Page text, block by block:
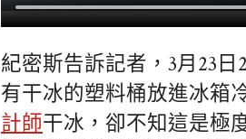
紀密斯告訴記者，3月23日
有干冰的塑料桶放進冰箱
計師干冰，卻不知這是極